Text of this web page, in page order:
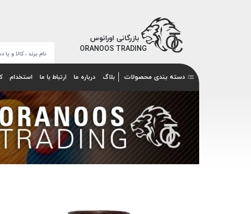
بازرگانی اورانوس
ORANOOS TRADING
دسته بندی محصولات بلاگ درباره ما ارتباط با ما استخدام